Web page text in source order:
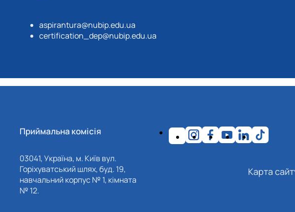
aspirantura@nubip.edu.ua
certification_dep@nubip.edu.ua
Приймальна комісія
03041, Україна, м. Київ вул.
Горіхуватський шлях, буд. 19,
навчальний корпус № 1, кімната
№ 12.
Карта